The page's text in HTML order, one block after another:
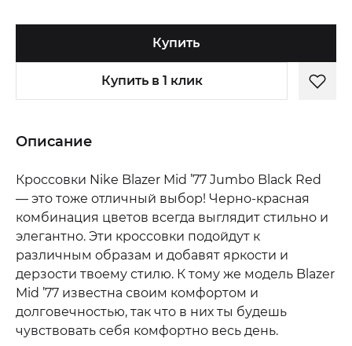
Купить
Купить в 1 клик
Описание
Кроссовки Nike Blazer Mid ’77 Jumbo Black Red
— это тоже отличный выбор! Черно-красная
комбинация цветов всегда выглядит стильно и
элегантно. Эти кроссовки подойдут к
различным образам и добавят яркости и
дерзости твоему стилю. К тому же модель Blazer
Mid ’77 известна своим комфортом и
долговечностью, так что в них ты будешь
чувствовать себя комфортно весь день.